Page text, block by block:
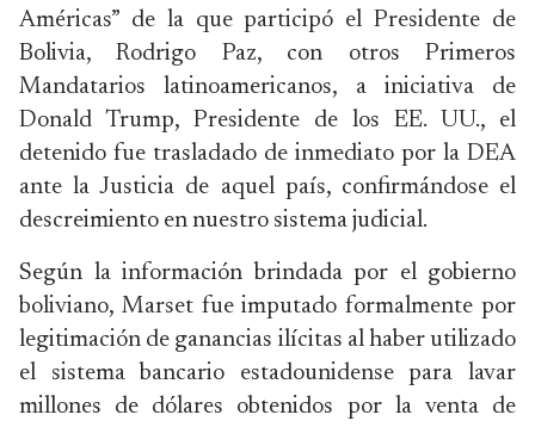
Américas” de la que participó el Presidente de
Bolivia, Rodrigo Paz, con otros Primeros
Mandatarios latinoamericanos, a iniciativa de
Donald Trump, Presidente de los EE. UU., el
detenido fue trasladado de inmediato por la DEA
ante la Justicia de aquel país, confirmándose el
descreimiento en nuestro sistema judicial.
Según la información brindada por el gobierno
boliviano, Marset fue imputado formalmente por
legitimación de ganancias ilícitas al haber utilizado
el sistema bancario estadounidense para lavar
millones de dólares obtenidos por la venta de